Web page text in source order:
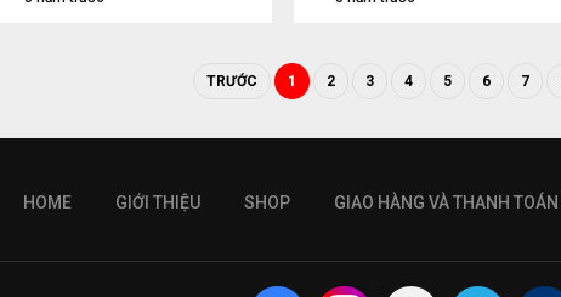
TRƯỚC 1 2 3 4 5 6 7
HOME GIỚI THIỆU SHOP GIAO HÀNG VÀ THANH TOÁN